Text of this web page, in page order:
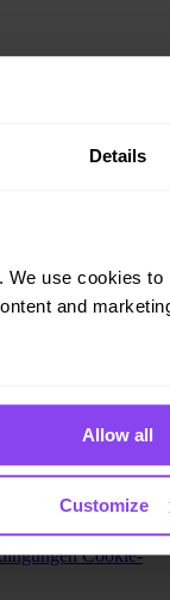
Details
use cookies
and
Allow all
Customize
Cookie-